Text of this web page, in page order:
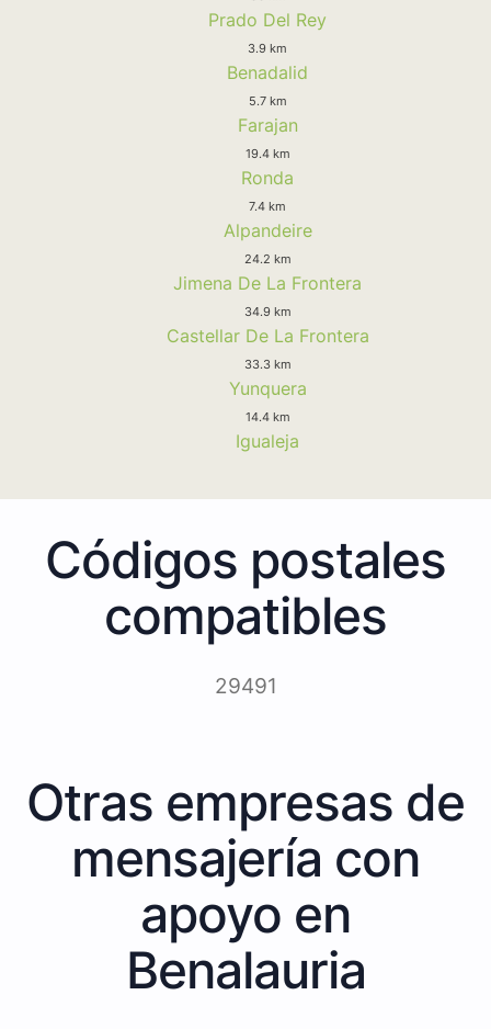
Prado Del Rey
3.9 km
Benadalid
5.7 km
Farajan
19.4 km
Ronda
7.4 km
Alpandeire
24.2 km
Jimena De La Frontera
34.9 km
Castellar De La Frontera
33.3 km
Yunquera
14.4 km
Igualeja
Códigos postales
compatibles
29491
Otras empresas de
mensajería con
apoyo en
Benalauria